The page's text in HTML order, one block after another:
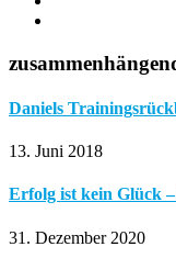
Daniels
13. Juni 2018
Erfolg ist kein Glück
31. Dezember 2020